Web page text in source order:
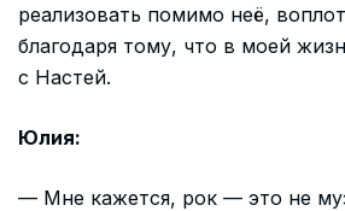
реализовать помимо неё,
благодаря тому, что в моей
с Настей.
Юлия:
— Мне кажется, рок — это не